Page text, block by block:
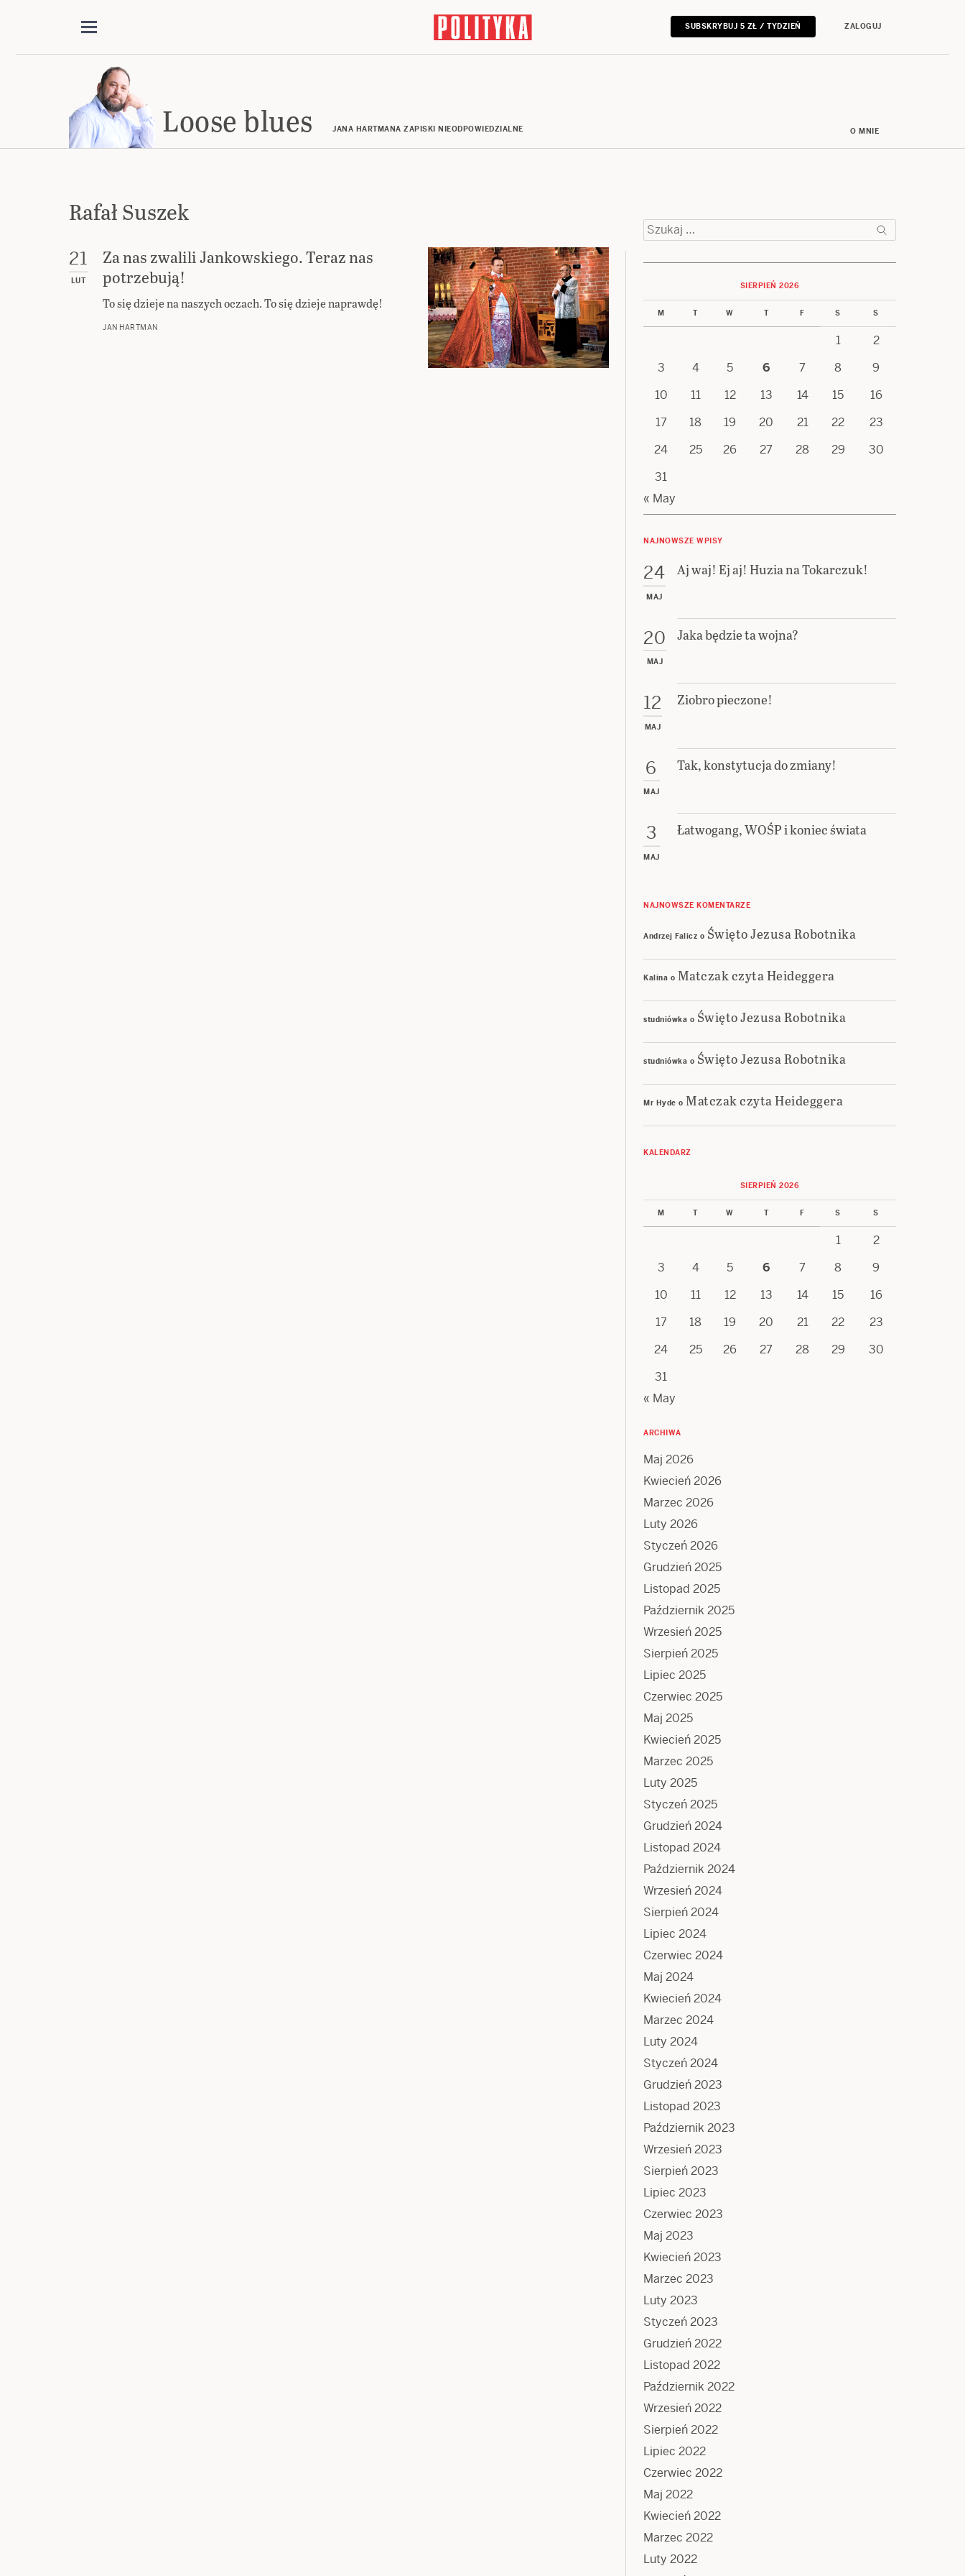
SUBSKRYBUJ 5 ZŁ / TYDZIEŃ ZALOGUJ
Loose blues JANA HARTMANA ZAPISKI NIEODPOWIEDZIALNE O MNIE
Rafał Suszek
21
LUT
Za nas zwalili Jankowskiego. Teraz nas
potrzebują!
To się dzieje na naszych oczach. To się dzieje naprawdę!
JAN HARTMAN
Szukaj:
SIERPIEŃ 2026
M T W T F S S
1
2
3
4 5 6 7 8
9
10
11 12 13 14 15
16
17
18 19 20 21 22
23
24
25 26 27 28 29
30
31
« May
NAJNOWSZE WPISY
24
MAJ
Aj waj! Ej aj! Huzia na Tokarczuk!
20
MAJ
Jaka będzie ta wojna?
12
MAJ
Ziobro pieczone!
6
MAJ
Tak, konstytucja do zmiany!
3
MAJ
Łatwogang, WOŚP i koniec świata
NAJNOWSZE KOMENTARZE
Andrzej Falicz o Święto Jezusa Robotnika
Kalina o Matczak czyta Heideggera
studniówka o Święto Jezusa Robotnika
studniówka o Święto Jezusa Robotnika
Mr Hyde o Matczak czyta Heideggera
KALENDARZ
SIERPIEŃ 2026
M T W T F S S
1
2
3
4 5 6 7 8
9
10
11 12 13 14 15
16
17
18 19 20 21 22
23
24
25 26 27 28 29
30
31
« May
ARCHIWA
Maj 2026
Kwiecień 2026
Marzec 2026
Luty 2026
Styczeń 2026
Grudzień 2025
Listopad 2025
Październik 2025
Wrzesień 2025
Sierpień 2025
Lipiec 2025
Czerwiec 2025
Maj 2025
Kwiecień 2025
Marzec 2025
Luty 2025
Styczeń 2025
Grudzień 2024
Listopad 2024
Październik 2024
Wrzesień 2024
Sierpień 2024
Lipiec 2024
Czerwiec 2024
Maj 2024
Kwiecień 2024
Marzec 2024
Luty 2024
Styczeń 2024
Grudzień 2023
Listopad 2023
Październik 2023
Wrzesień 2023
Sierpień 2023
Lipiec 2023
Czerwiec 2023
Maj 2023
Kwiecień 2023
Marzec 2023
Luty 2023
Styczeń 2023
Grudzień 2022
Listopad 2022
Październik 2022
Wrzesień 2022
Sierpień 2022
Lipiec 2022
Czerwiec 2022
Maj 2022
Kwiecień 2022
Marzec 2022
Luty 2022